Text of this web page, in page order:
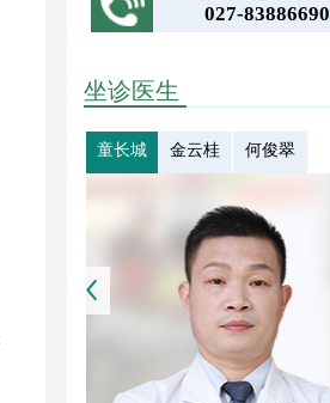
027-83886690
坐诊医生
童长城 金云桂 何俊翠